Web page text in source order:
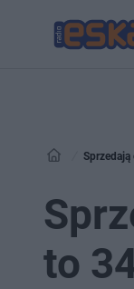
Sprzedają
to